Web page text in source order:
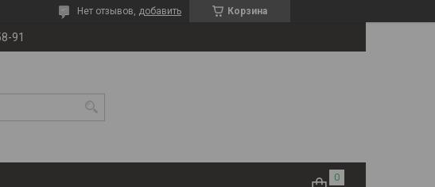
Корзина
Нет отзывов, добавить
91